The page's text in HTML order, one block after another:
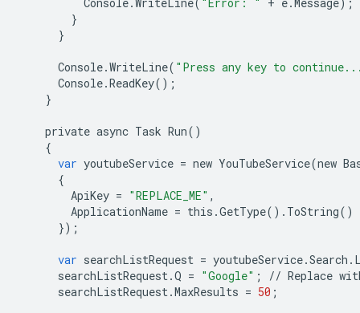
}
}
Console.WriteLine( "Press any key to
Console.ReadKey();
}
private async Task Run()
{
var youtubeService = new YouTubeService(new
{
ApiKey = "REPLACE_ME" ,
ApplicationName = this .GetType() . ToString()
});
var searchListRequest = youtubeService.Search .
searchListRequest.Q = "Google" ; // Replace
searchListRequest.MaxResults = 50 ;